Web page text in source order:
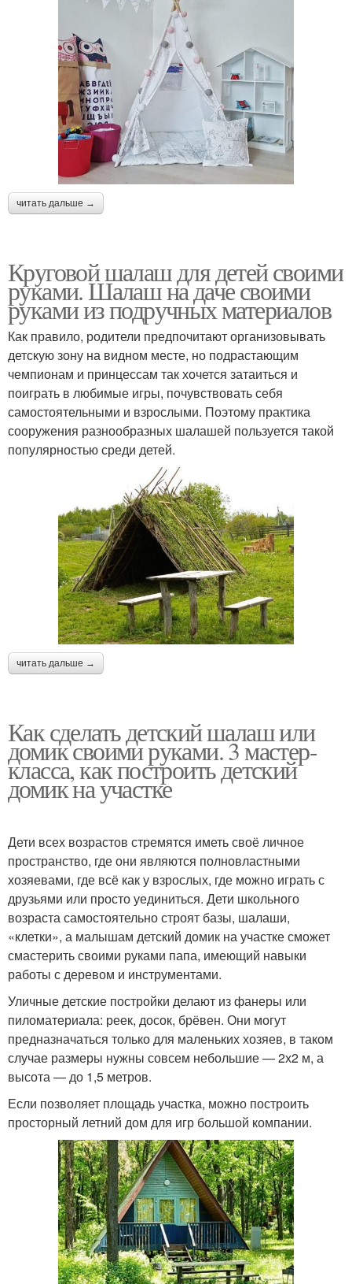
читать дальше →
Круговой шалаш для детей своими
руками. Шалаш на даче своими
руками из подручных материалов
Как правило, родители предпочитают организовывать
детскую зону на видном месте, но подрастающим
чемпионам и принцессам так хочется затаиться и
поиграть в любимые игры, почувствовать себя
самостоятельными и взрослыми. Поэтому практика
сооружения разнообразных шалашей пользуется такой
популярностью среди детей.
читать дальше →
Как сделать детский шалаш или
домик своими руками. 3 мастер-
класса, как построить детский
домик на участке
Дети всех возрастов стремятся иметь своё личное
пространство, где они являются полновластными
хозяевами, где всё как у взрослых, где можно играть с
друзьями или просто уединиться. Дети школьного
возраста самостоятельно строят базы, шалаши,
«клетки», а малышам детский домик на участке сможет
смастерить своими руками папа, имеющий навыки
работы с деревом и инструментами.
Уличные детские постройки делают из фанеры или
пиломатериала: реек, досок, брёвен. Они могут
предназначаться только для маленьких хозяев, в таком
случае размеры нужны совсем небольшие — 2х2 м, а
высота — до 1,5 метров.
Если позволяет площадь участка, можно построить
просторный летний дом для игр большой компании.